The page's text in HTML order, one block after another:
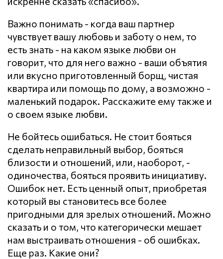
Важно понимать - когда ваш партнер
чувствует вашу любовь и заботу о нем, то
есть знать - на каком языке любви он
говорит, что для него важно - ваши объятия
или вкусно приготовленный борщ, чистая
квартира или помощь по дому, а возможно -
маленький подарок. Расскажите ему также и
о своем языке любви.
Не бойтесь ошибаться. Не стоит бояться
сделать неправильный выбор, бояться
близости и отношений, или, наоборот, -
одиночества, бояться проявить инициативу.
Ошибок нет. Есть ценный опыт, приобретая
который вы становитесь все более
пригодными для зрелых отношений. Можно
сказать и о том, что категорически мешает
нам выстраивать отношения - об ошибках.
Еще раз. Какие они?